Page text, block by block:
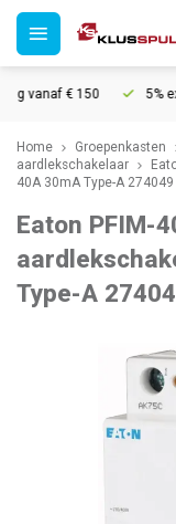
vanaf € 150 5%
Home Groepenkasten
aardlekschakelaar
40A 30mA Type-A 274049
Eaton PFIM-
Type-A